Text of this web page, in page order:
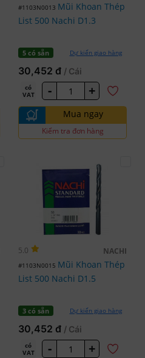
#1103N0013 Mũi Khoan Thép
List 500 Nachi D1.3
5 có sẵn Dự kiến giao hàng
30,452 đ / Cái
có
VAT
- +
Mua ngay
Kiểm tra đơn hàng
5.0 NACHI
#1103N0015 Mũi Khoan Thép
List 500 Nachi D1.5
3 có sẵn Dự kiến giao hàng
30,452 đ / Cái
có
VAT
- +